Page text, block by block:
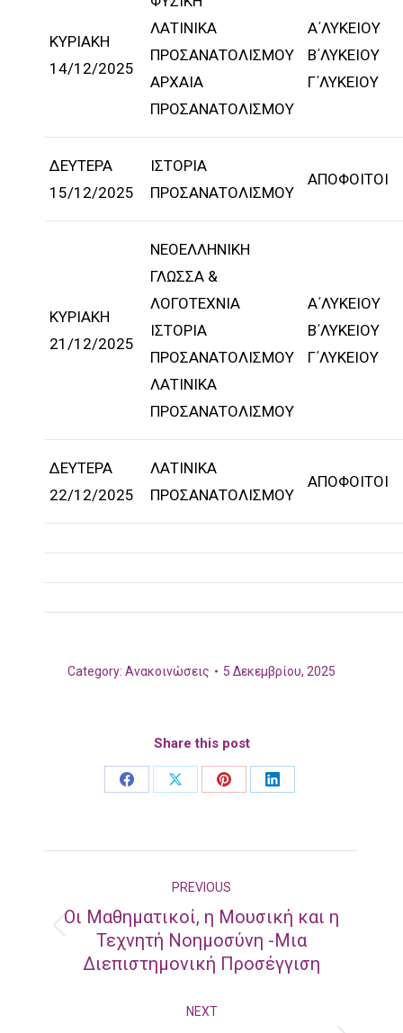
ΚΥΡΙΑΚΗ
14/12/2025
ΛΑΤΙΝΙΚΑ
ΠΡΟΣΑΝΑΤΟΛΙΣΜΟΥ
ΑΡΧΑΙΑ
ΠΡΟΣΑΝΑΤΟΛΙΣΜΟΥ
Α΄ΛΥΚΕΙΟΥ
Β΄ΛΥΚΕΙΟΥ
Γ΄ΛΥΚΕΙΟΥ
ΔΕΥΤΕΡΑ
15/12/2025
ΙΣΤΟΡΙΑ
ΠΡΟΣΑΝΑΤΟΛΙΣΜΟΥ
ΑΠΟΦΟΙΤΟΙ
ΚΥΡΙΑΚΗ
21/12/2025
ΝΕΟΕΛΛΗΝΙΚΗ
ΓΛΩΣΣΑ &
ΛΟΓΟΤΕΧΝΙΑ
ΙΣΤΟΡΙΑ
ΠΡΟΣΑΝΑΤΟΛΙΣΜΟΥ
ΛΑΤΙΝΙΚΑ
ΠΡΟΣΑΝΑΤΟΛΙΣΜΟΥ
Α΄ΛΥΚΕΙΟΥ
Β΄ΛΥΚΕΙΟΥ
Γ΄ΛΥΚΕΙΟΥ
ΔΕΥΤΕΡΑ
22/12/2025
ΛΑΤΙΝΙΚΑ
ΠΡΟΣΑΝΑΤΟΛΙΣΜΟΥ
ΑΠΟΦΟΙΤΟΙ
Category: Ανακοινώσεις 5 Δεκεμβρίου, 2025
Share this post
Share
Share
Share
Share
navigationPREVIOUS
Previous
post:
Οι Μαθηματικοί, η Μουσική και η
Τεχνητή Νοημοσύνη -Μια
Διεπιστημονική Προσέγγιση
NEXT